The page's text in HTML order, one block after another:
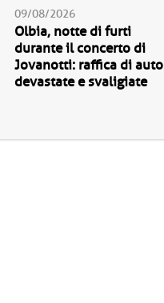
09/08/2026
Olbia, notte di furti
durante il concerto di
Jovanotti: raffica di auto
devastate e svaligiate